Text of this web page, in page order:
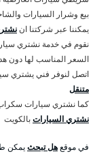
بيع وشرار السيارات
يمكننا عبر شركتنا ان
نقوم في خدمة نشتري
السعر المناسب لها دون
اتصل لنوفر فني يشتري
متنقل
كما نشتري سيارات
نشتري السياراتبالكويت
في موقعهل تبحثيمكن